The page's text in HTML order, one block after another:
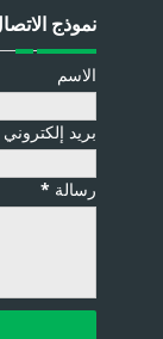
نموذج
الاسم
بريد إلكتروني
رسالة *